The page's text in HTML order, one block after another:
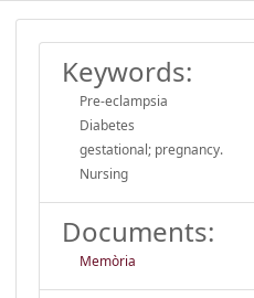
Keywords:
Pre-eclampsia
Diabetes
gestational; pregnancy.
Nursing
Documents:
Memòria